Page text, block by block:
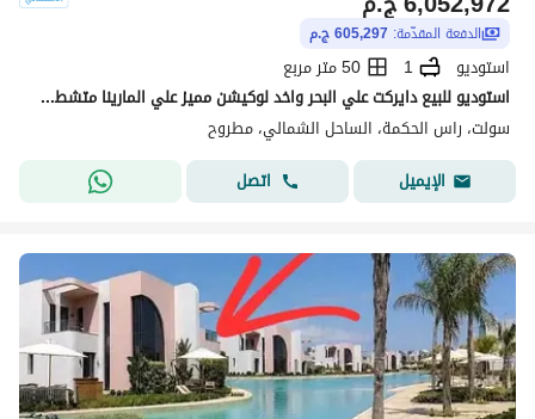
الدفعة المقدّمة: 605,297 ج.م
استوديو 1
50 متر مربع
استوديو للبيع دايركت علي البحر واخد لوكيشن مميز علي المارينا متشطب في سولت salt راس الحكمه في الساحل الشمالي
سولت، راس الحكمة، الساحل الشمالي، مطروح
الإيميل
اتصل